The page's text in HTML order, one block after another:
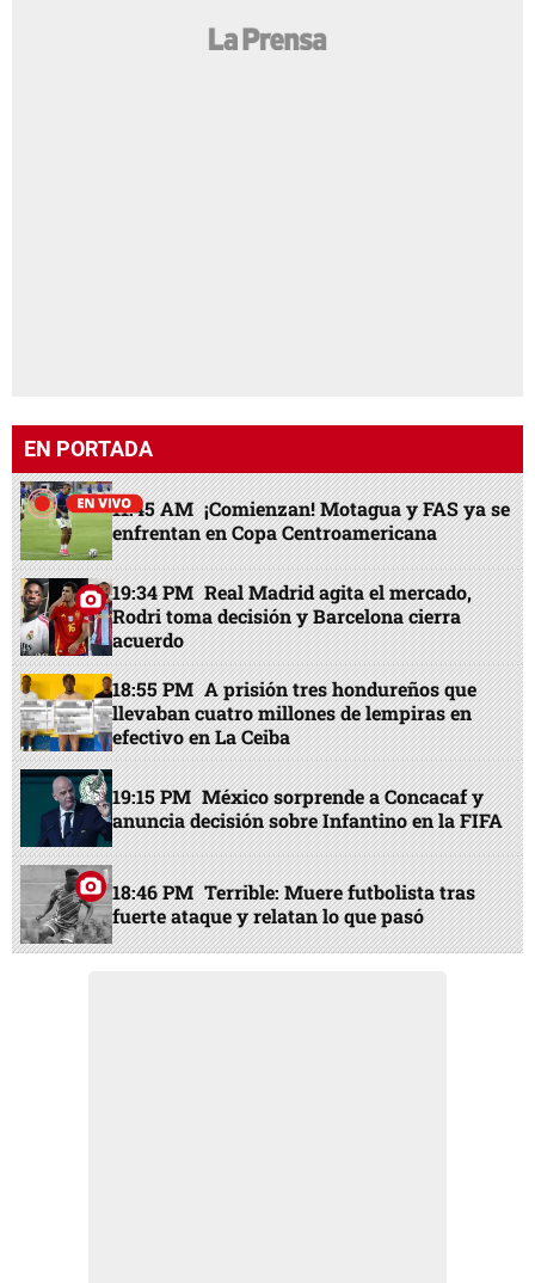
EN PORTADA
11:45 AM ¡Comienzan! Motagua y FAS ya se
enfrentan en Copa Centroamericana
19:34 PM Real Madrid agita el mercado,
Rodri toma decisión y Barcelona cierra
acuerdo
18:55 PM A prisión tres hondureños que
llevaban cuatro millones de lempiras en
efectivo en La Ceiba
19:15 PM México sorprende a Concacaf y
anuncia decisión sobre Infantino en la FIFA
18:46 PM Terrible: Muere futbolista tras
fuerte ataque y relatan lo que pasó